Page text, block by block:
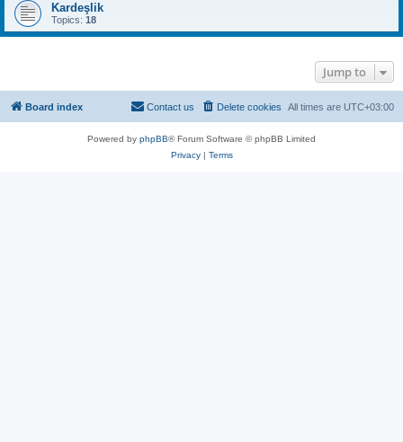
Kardeşlik
Topics: 18
Jump to
Board index All times are UTC+03:00
Delete cookies
Contact us
Powered by phpBB® Forum Software © phpBB Limited
Privacy| Terms